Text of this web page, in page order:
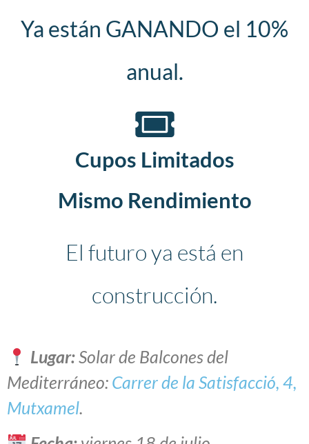
Ya están GANANDO el 10%
anual.
Cupos Limitados
Mismo Rendimiento
El futuro ya está en
construcción.
Lugar:Solar de Balcones del
Mediterráneo: Carrer de la Satisfacció, 4,
Mutxamel.